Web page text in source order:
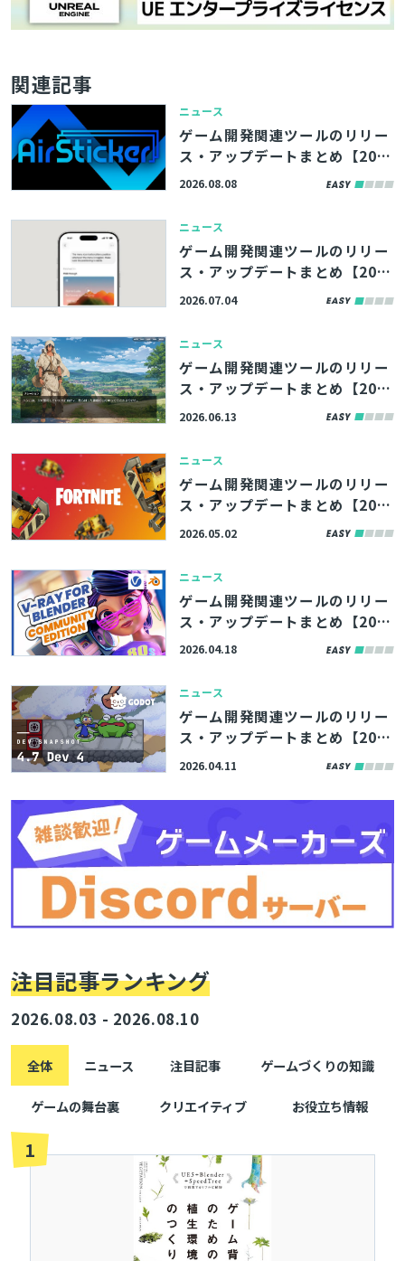
関連記事
ニュース
ゲーム開発関連ツールのリリー
ス・アップデートまとめ【202
6/8/8】
2026.08.08
ニュース
ゲーム開発関連ツールのリリー
ス・アップデートまとめ【202
6/7/4】
2026.07.04
ニュース
ゲーム開発関連ツールのリリー
ス・アップデートまとめ【202
6/6/13】
2026.06.13
ニュース
ゲーム開発関連ツールのリリー
ス・アップデートまとめ【202
6/5/2】
2026.05.02
ニュース
ゲーム開発関連ツールのリリー
ス・アップデートまとめ【202
6/4/18】
2026.04.18
ニュース
ゲーム開発関連ツールのリリー
ス・アップデートまとめ【202
6/4/11】
2026.04.11
注目記事ランキング
2026.08.03 - 2026.08.10
全体 ニュース 注目記事 ゲームづくりの知識
ゲームの舞台裏 クリエイティブ お役立ち情報
1